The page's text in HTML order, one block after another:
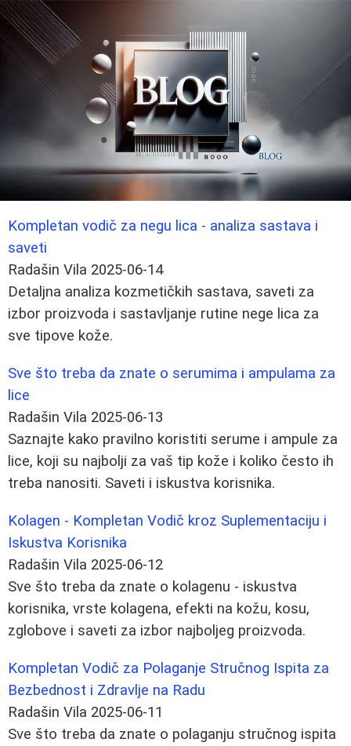
Kompletan vodič za negu lica - analiza sastava i
saveti
Radašin Vila 2025-06-14
Detaljna analiza kozmetičkih sastava, saveti za
izbor proizvoda i sastavljanje rutine nege lica za
sve tipove kože.
Sve što treba da znate o serumima i ampulama za
lice
Radašin Vila 2025-06-13
Saznajte kako pravilno koristiti serume i ampule za
lice, koji su najbolji za vaš tip kože i koliko često ih
treba nanositi. Saveti i iskustva korisnika.
Kolagen - Kompletan Vodič kroz Suplementaciju i
Iskustva Korisnika
Radašin Vila 2025-06-12
Sve što treba da znate o kolagenu - iskustva
korisnika, vrste kolagena, efekti na kožu, kosu,
zglobove i saveti za izbor najboljeg proizvoda.
Kompletan Vodič za Polaganje Stručnog Ispita za
Bezbednost i Zdravlje na Radu
Radašin Vila 2025-06-11
Sve što treba da znate o polaganju stručnog ispita